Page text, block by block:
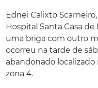
Ednei Calixto
Hospital Santa Casa
uma briga com outro
ocorreu na tarde de
abandonado localizado
zona 4.